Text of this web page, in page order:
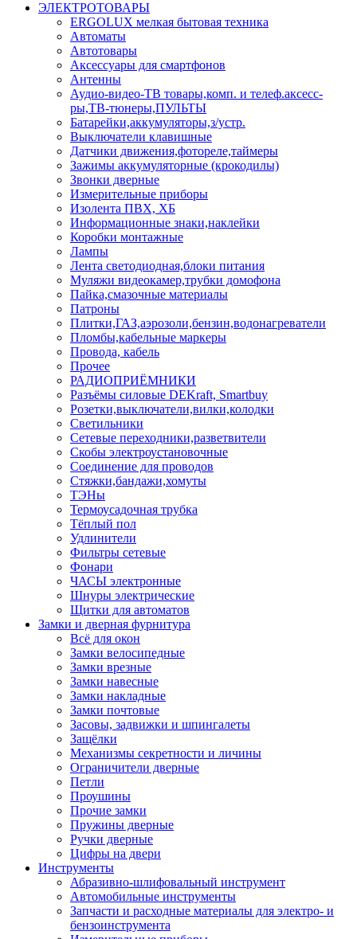
ЭЛЕКТРОТОВАРЫ
ERGOLUX мелкая бытовая техника
Автоматы
Автотовары
Аксессуары для смартфонов
Антенны
Аудио-видео-ТВ товары,комп. и телеф.аксесс-
ры,ТВ-тюнеры,ПУЛЬТЫ
Батарейки,аккумуляторы,з/устр.
Выключатели клавишные
Датчики движения,фотореле,таймеры
Зажимы аккумуляторные (крокодилы)
Звонки дверные
Измерительные приборы
Изолента ПВХ, ХБ
Информационные знаки,наклейки
Коробки монтажные
Лампы
Лента светодиодная,блоки питания
Муляжи видеокамер,трубки домофона
Пайка,смазочные материалы
Патроны
Плитки,ГАЗ,аэрозоли,бензин,водонагреватели
Пломбы,кабельные маркеры
Провода, кабель
Прочее
РАДИОПРИЁМНИКИ
Разъёмы силовые DEKraft, Smartbuy
Розетки,выключатели,вилки,колодки
Светильники
Сетевые переходники,разветвители
Скобы электроустановочные
Соединение для проводов
Стяжки,бандажи,хомуты
ТЭНы
Термоусадочная трубка
Тёплый пол
Удлинители
Фильтры сетевые
Фонари
ЧАСЫ электронные
Шнуры электрические
Щитки для автоматов
Замки и дверная фурнитура
Всё для окон
Замки велосипедные
Замки врезные
Замки навесные
Замки накладные
Замки почтовые
Засовы, задвижки и шпингалеты
Защёлки
Механизмы секретности и личины
Ограничители дверные
Петли
Проушины
Прочие замки
Пружины дверные
Ручки дверные
Цифры на двери
Инструменты
Абразивно-шлифовальный инструмент
Автомобильные инструменты
Запчасти и расходные материалы для электро- и
бензоинструмента